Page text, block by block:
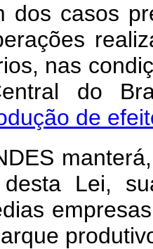
dos casos
nas
do
de
Lei,